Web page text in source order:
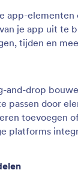
app-elementen
je app uit te
tijden en
and-drop
passen door
toevoegen
platforms